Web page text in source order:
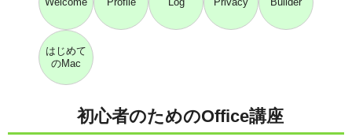
はじめて
のMac
初心者のためのOffice講座